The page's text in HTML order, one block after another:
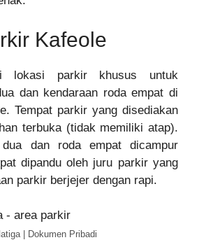
Kafeole
lokasi parkir khusus untuk
dan kendaraan roda empat di
Tempat parkir yang disediakan
terbuka (tidak memiliki atap).
dua dan roda empat dicampur
dipandu oleh juru parkir yang
parkir berjejer dengan rapi.
| Dokumen Pribadi